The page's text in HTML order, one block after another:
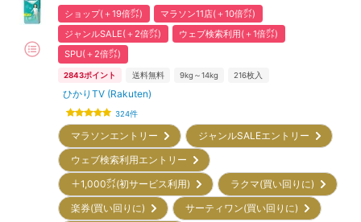
ショップ(＋19倍㌽)
マラソン11店(＋10倍㌽)
ジャンルSALE(＋2倍㌽)
ウェブ検索利用(＋1倍㌽)
SPU(＋2倍㌽)
2843ポイント 送料無料 9kg～14kg 216枚入
ひかりTV (Rakuten)
324件
マラソンエントリー
ジャンルSALEエントリー
ウェブ検索利用エントリー
＋1,000㌽(初サービス利用)
ラクマ(買い回りに)
楽券(買い回りに)
サーティワン(買い回りに)